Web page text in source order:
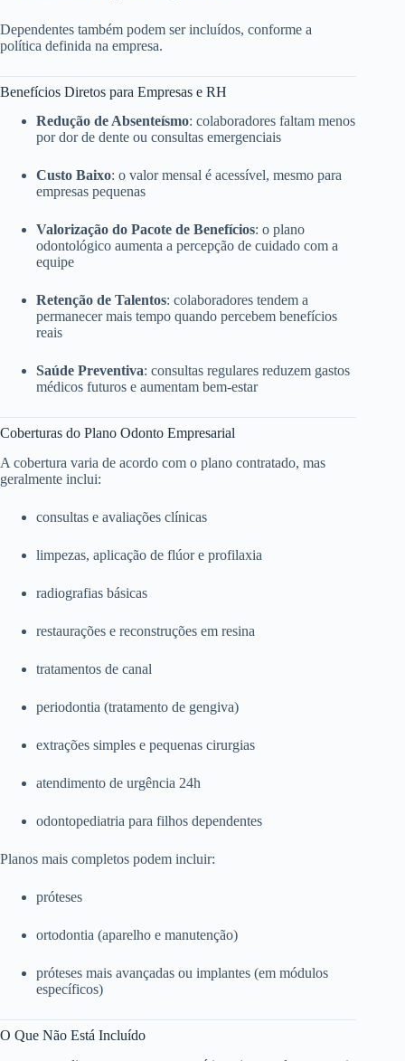
Dependentes também podem ser incluídos, conforme a
política definida na empresa.
Benefícios Diretos para Empresas e RH
Redução de Absenteísmo: colaboradores faltam menos
por dor de dente ou consultas emergenciais
Custo Baixo: o valor mensal é acessível, mesmo para
empresas pequenas
Valorização do Pacote de Benefícios: o plano
odontológico aumenta a percepção de cuidado com a
equipe
Retenção de Talentos: colaboradores tendem a
permanecer mais tempo quando percebem benefícios
reais
Saúde Preventiva: consultas regulares reduzem gastos
médicos futuros e aumentam bem-estar
Coberturas do Plano Odonto Empresarial
A cobertura varia de acordo com o plano contratado, mas
geralmente inclui:
consultas e avaliações clínicas
limpezas, aplicação de flúor e profilaxia
radiografias básicas
restaurações e reconstruções em resina
tratamentos de canal
periodontia (tratamento de gengiva)
extrações simples e pequenas cirurgias
atendimento de urgência 24h
odontopediatria para filhos dependentes
Planos mais completos podem incluir:
próteses
ortodontia (aparelho e manutenção)
próteses mais avançadas ou implantes (em módulos
específicos)
O Que Não Está Incluído